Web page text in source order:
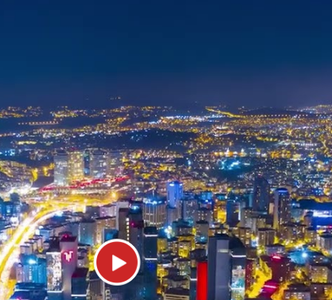
أهم المعالم السياحية والمولات في
للخدمات الطبية، بل أيضاً وجهة سياحية
فيها ممتعة ومريحة. فيما يلي